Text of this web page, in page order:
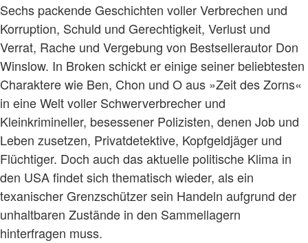
Sechs packende Geschichten voller Verbrechen und
Korruption, Schuld und Gerechtigkeit, Verlust und
Verrat, Rache und Vergebung von Bestsellerautor Don
Winslow. In Broken schickt er einige seiner beliebtesten
Charaktere wie Ben, Chon und O aus »Zeit des Zorns«
in eine Welt voller Schwerverbrecher und
Kleinkrimineller, besessener Polizisten, denen Job und
Leben zusetzen, Privatdetektive, Kopfgeldjäger und
Flüchtiger. Doch auch das aktuelle politische Klima in
den USA findet sich thematisch wieder, als ein
texanischer Grenzschützer sein Handeln aufgrund der
unhaltbaren Zustände in den Sammellagern
hinterfragen muss.